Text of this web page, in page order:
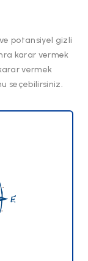
potansiyel gizli
karar vermek
vermek
seçebilirsiniz.